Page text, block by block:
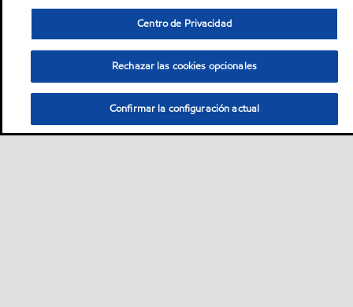
Centro de Privacidad
Rechazar las cookies opcionales
Confirmar la configuración actual